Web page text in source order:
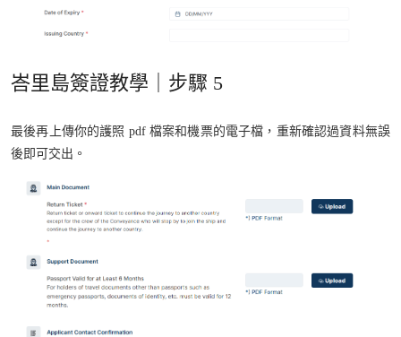
峇里島簽證教學｜步驟 5
最後再上傳你的護照 pdf 檔案和機票的電子檔，重新確認過資料無誤
後即可交出。